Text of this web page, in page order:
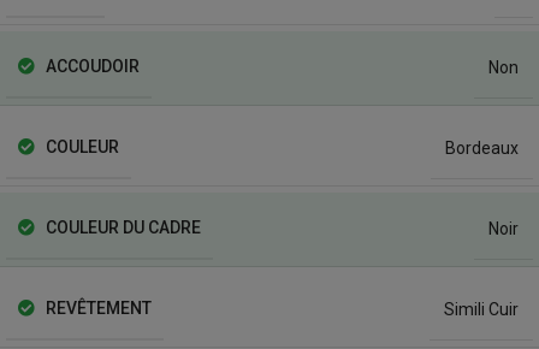
ACCOUDOIR Non
COULEUR Bordeaux
COULEUR DU CADRE Noir
REVÊTEMENT Simili Cuir